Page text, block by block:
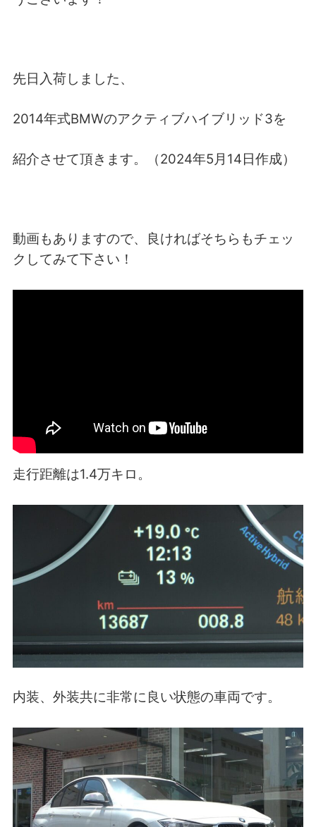
先日入荷しました、
2014年式BMWのアクティブハイブリッド3を
紹介させて頂きます。（2024年5月14日作成）
動画もありますので、良ければそちらもチェッ
クしてみて下さい！
走行距離は1.4万キロ。
内装、外装共に非常に良い状態の車両です。